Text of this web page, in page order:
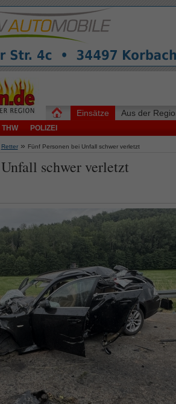
Einsätze
THW POLIZEI
Aus der
Retter » Fünf Personen bei Unfall schwer verletzt
schwer verletzt